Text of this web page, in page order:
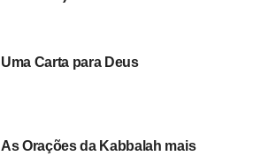
Uma Carta para Deus
As Orações da Kabbalah mais